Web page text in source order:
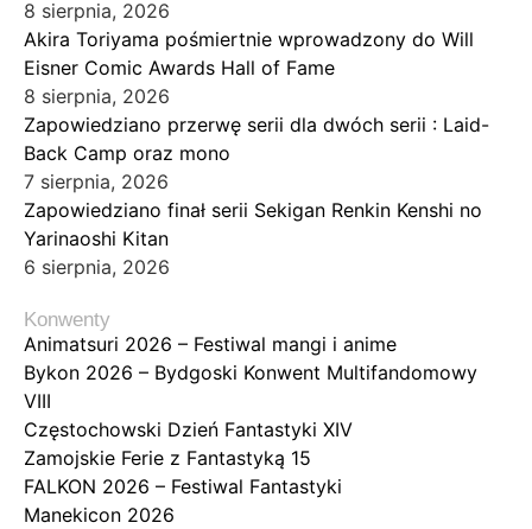
8 sierpnia, 2026
Akira Toriyama pośmiertnie wprowadzony do Will
Eisner Comic Awards Hall of Fame
8 sierpnia, 2026
Zapowiedziano przerwę serii dla dwóch serii : Laid-
Back Camp oraz mono
7 sierpnia, 2026
Zapowiedziano finał serii Sekigan Renkin Kenshi no
Yarinaoshi Kitan
6 sierpnia, 2026
Konwenty
Animatsuri 2026 – Festiwal mangi i anime
Bykon 2026 – Bydgoski Konwent Multifandomowy
VIII
Częstochowski Dzień Fantastyki XIV
Zamojskie Ferie z Fantastyką 15
FALKON 2026 – Festiwal Fantastyki
Manekicon 2026